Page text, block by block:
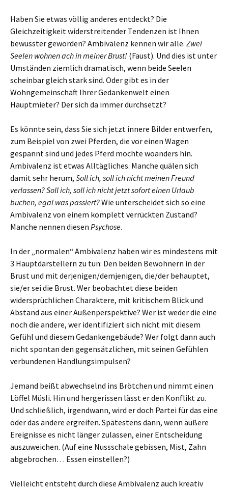
Haben Sie etwas völlig anderes entdeckt? Die
Gleichzeitigkeit widerstreitender Tendenzen ist Ihnen
bewusster geworden? Ambivalenz kennen wir alle. Zwei
Seelen wohnen ach in meiner Brust! (Faust). Und dies ist unter
Umständen ziemlich dramatisch, wenn beide Seelen
scheinbar gleich stark sind. Oder gibt es in der
Wohngemeinschaft Ihrer Gedankenwelt einen
Hauptmieter? Der sich da immer durchsetzt?
Es könnte sein, dass Sie sich jetzt innere Bilder entwerfen,
zum Beispiel von zwei Pferden, die vor einen Wagen
gespannt sind und jedes Pferd möchte woanders hin.
Ambivalenz ist etwas Alltägliches. Manche quälen sich
damit sehr herum, Soll ich, soll ich nicht meinen Freund
verlassen?Soll ich, soll ich nicht jetzt sofort einen Urlaub
buchen, egal was passiert?Wie unterscheidet sich so eine
Ambivalenz von einem komplett verrückten Zustand?
Manche nennen diesen Psychose.
In der „normalen“ Ambivalenz haben wir es mindestens mit
3 Hauptdarstellern zu tun: Den beiden Bewohnern in der
Brust und mit derjenigen/demjenigen, die/der behauptet,
sie/er sei die Brust. Wer beobachtet diese beiden
widersprüchlichen Charaktere, mit kritischem Blick und
Abstand aus einer Außenperspektive? Wer ist weder die eine
noch die andere, wer identifiziert sich nicht mit diesem
Gefühl und diesem Gedankengebäude? Wer folgt dann auch
nicht spontan den gegensätzlichen, mit seinen Gefühlen
verbundenen Handlungsimpulsen?
Jemand beißt abwechselnd ins Brötchen und nimmt einen
Löffel Müsli. Hin und hergerissen lässt er den Konflikt zu.
Und schließlich, irgendwann, wird er doch Partei für das eine
oder das andere ergreifen. Spätestens dann, wenn äußere
Ereignisse es nicht länger zulassen, einer Entscheidung
auszuweichen. (Auf eine Nussschale gebissen, Mist, Zahn
abgebrochen… Essen einstellen?)
Vielleicht entsteht durch diese Ambivalenz auch kreativ